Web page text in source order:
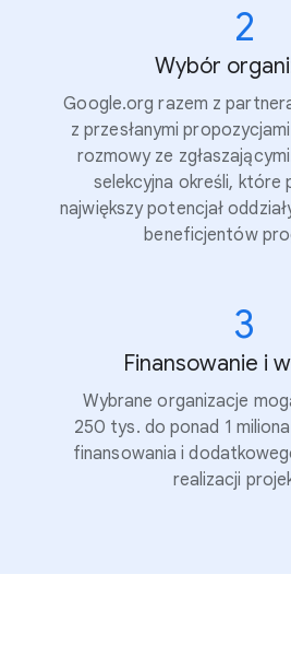
2
Wybór
Google.org razem z
z przesłanymi
rozmowy ze
selekcyjna określi, które
największy potencjał
beneficjentów
3
Finansowanie i
Wybrane organizacje
250 tys. do ponad 1
finansowania i
realizacji